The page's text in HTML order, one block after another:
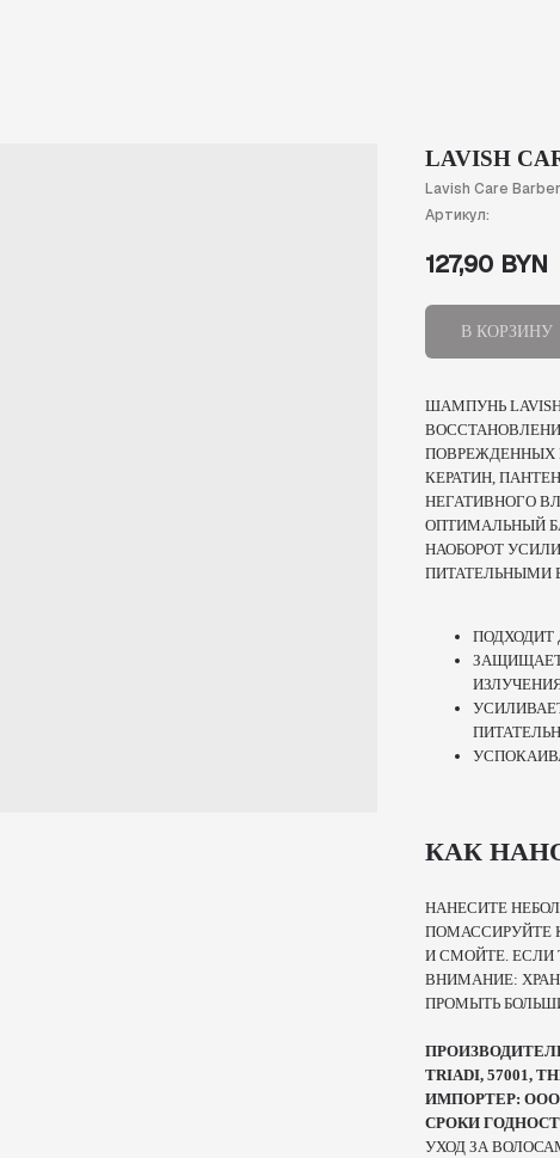
LAVISH
Lavish Care Barber
Артикул:
127,90 BYN
В КОРЗИНУ
ШАМПУНЬ
КЕРАТИН,
НЕГАТИВНОГО
ОПТИМАЛЬНЫЙ
НАОБОРОТ
ПИТАТЕЛЬНЫМИ
ЗАЩИЩАЕТ
КАК
НАНЕСИТЕ
ПОМАССИРУЙТЕ
И СМОЙТЕ. ЕСЛИ
ВНИМАНИЕ:
ПРОМЫТЬ
ПРОИЗВОДИТЕЛЬ:
TRIADI, 57001,
ИМПОРТЕР: ООО
СРОКИ
УХОД ЗА